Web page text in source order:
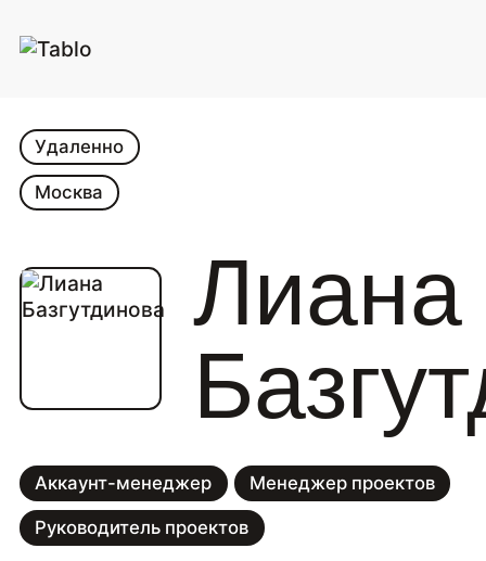
Лиана
Аккаунт-менеджер Менеджер проектов
Руководитель проектов
Удаленно
Москва